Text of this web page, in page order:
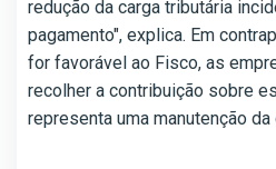
redução da carga tributária
pagamento", explica. Em
for favorável ao Fisco, as
recolher a contribuição sobre
representa uma manutenção da